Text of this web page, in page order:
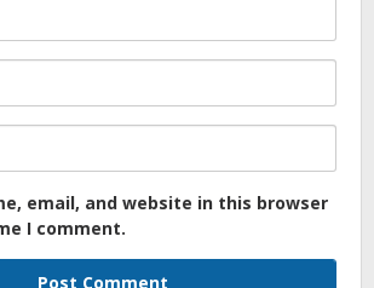
email, and website in this browser
I comment.